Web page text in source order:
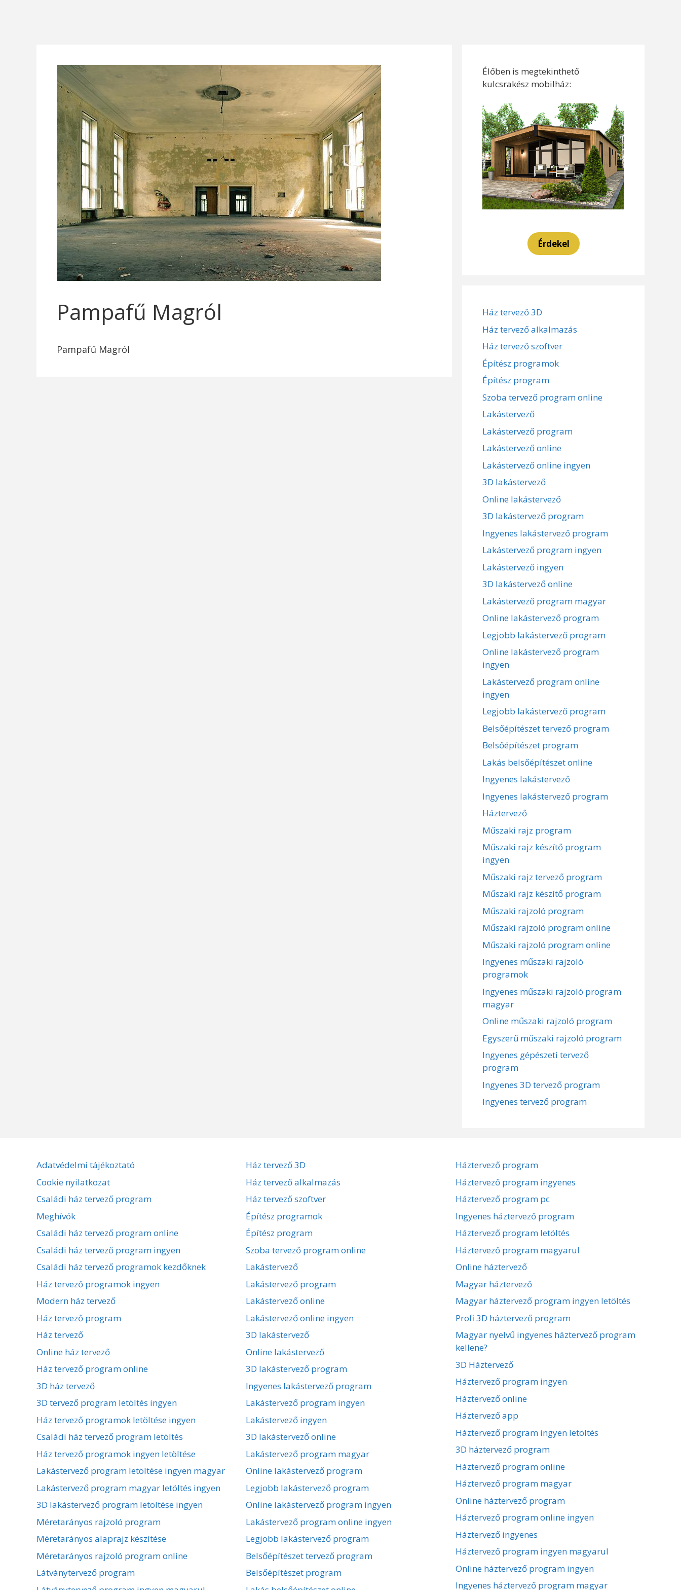
Pampafű Magról
Pampafű Magról
Élőben is megtekinthető
kulcsrakész mobilház:
Érdekel
Ház tervező 3D
Ház tervező alkalmazás
Ház tervező szoftver
Építész programok
Építész program
Szoba tervező program online
Lakástervező
Lakástervező program
Lakástervező online
Lakástervező online ingyen
3D lakástervező
Online lakástervező
3D lakástervező program
Ingyenes lakástervező program
Lakástervező program ingyen
Lakástervező ingyen
3D lakástervező online
Lakástervező program magyar
Online lakástervező program
Legjobb lakástervező program
Online lakástervező program
ingyen
Lakástervező program online
ingyen
Legjobb lakástervező program
Belsőépítészet tervező program
Belsőépítészet program
Lakás belsőépítészet online
Ingyenes lakástervező
Ingyenes lakástervező program
Háztervező
Műszaki rajz program
Műszaki rajz készítő program
ingyen
Műszaki rajz tervező program
Műszaki rajz készítő program
Műszaki rajzoló program
Műszaki rajzoló program online
Műszaki rajzoló program online
Ingyenes műszaki rajzoló
programok
Ingyenes műszaki rajzoló program
magyar
Online műszaki rajzoló program
Egyszerű műszaki rajzoló program
Ingyenes gépészeti tervező
program
Ingyenes 3D tervező program
Ingyenes tervező program
Adatvédelmi tájékoztató
Cookie nyilatkozat
Családi ház tervező program
Meghívók
Családi ház tervező program online
Családi ház tervező program ingyen
Családi ház tervező programok kezdőknek
Ház tervező programok ingyen
Modern ház tervező
Ház tervező program
Ház tervező
Online ház tervező
Ház tervező program online
3D ház tervező
3D tervező program letöltés ingyen
Ház tervező programok letöltése ingyen
Családi ház tervező program letöltés
Ház tervező programok ingyen letöltése
Lakástervező program letöltése ingyen magyar
Lakástervező program magyar letöltés ingyen
3D lakástervező program letöltése ingyen
Méretarányos rajzoló program
Méretarányos alaprajz készítése
Méretarányos rajzoló program online
Látványtervező program
Ház tervező 3D
Ház tervező alkalmazás
Ház tervező szoftver
Építész programok
Építész program
Szoba tervező program online
Lakástervező
Lakástervező program
Lakástervező online
Lakástervező online ingyen
3D lakástervező
Online lakástervező
3D lakástervező program
Ingyenes lakástervező program
Lakástervező program ingyen
Lakástervező ingyen
3D lakástervező online
Lakástervező program magyar
Online lakástervező program
Legjobb lakástervező program
Online lakástervező program ingyen
Lakástervező program online ingyen
Legjobb lakástervező program
Belsőépítészet tervező program
Belsőépítészet program
Háztervező program
Háztervező program ingyenes
Háztervező program pc
Ingyenes háztervező program
Háztervező program letöltés
Háztervező program magyarul
Online háztervező
Magyar háztervező
Magyar háztervező program ingyen letöltés
Profi 3D háztervező program
Magyar nyelvű ingyenes háztervező program
kellene?
3D Háztervező
Háztervező program ingyen
Háztervező online
Háztervező app
Háztervező program ingyen letöltés
3D háztervező program
Háztervező program online
Háztervező program magyar
Online háztervező program
Háztervező program online ingyen
Háztervező ingyenes
Háztervező program ingyen magyarul
Online háztervező program ingyen
Ingyenes háztervező program magyar